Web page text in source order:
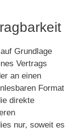
Grundlage
Vertrags
an einen
Format
direkte
nur, soweit es